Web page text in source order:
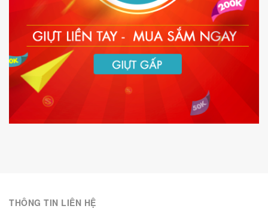
THÔNG TIN LIÊN HỆ